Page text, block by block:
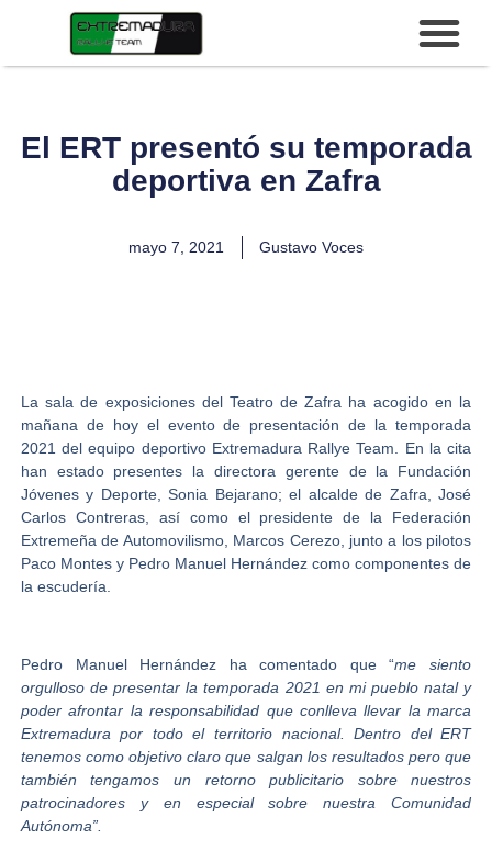
El ERT presentó su temporada
deportiva en Zafra
mayo 7, 2021 Gustavo Voces
La sala de exposiciones del Teatro de Zafra ha acogido en la
mañana de hoy el evento de presentación de la temporada
2021 del equipo deportivo Extremadura Rallye Team . En la cita
han estado presentes la directora gerente de la Fundación
Jóvenes y Deporte,Sonia Bejarano; el alcalde de Zafra,José
Carlos Contreras, así como el presidente de la Federación
Extremeña de Automovilismo, Marcos Cerezo, juntoa los pilotos
Paco Montes y Pedro Manuel Hernández como componentes de
la escudería.
Pedro Manuel Hernández ha comentado que “me siento
orgulloso de presentar la temporada 2021 en mi pueblo natal y
poder afrontar la responsabilidad que conlleva llevar la marca
Extremadura por todo el territorio nacional. Dentro del ERT
tenemos como objetivo claro que salgan los resultados pero que
también tengamos un retorno publicitario sobre nuestros
patrocinadores y en especial sobre nuestra Comunidad
Autónoma”.